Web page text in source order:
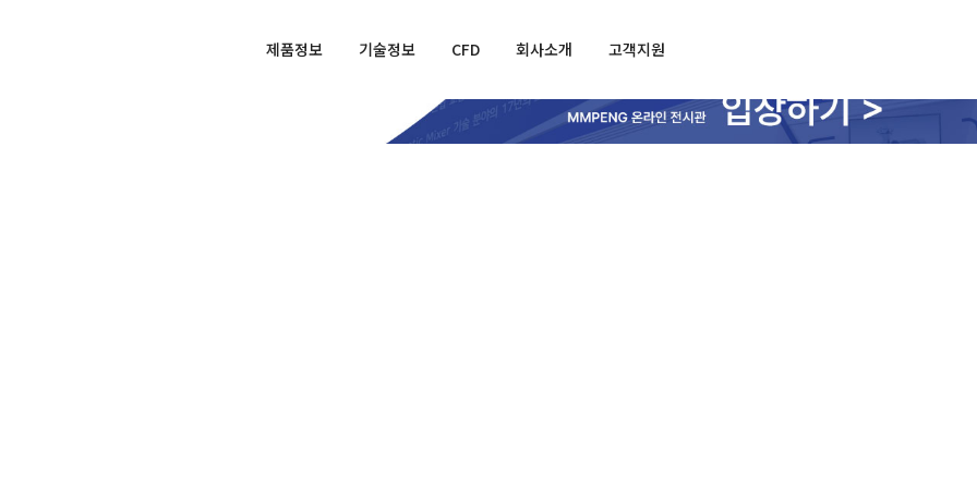
제품정보 기술정보 CFD 회사소개 고객지원